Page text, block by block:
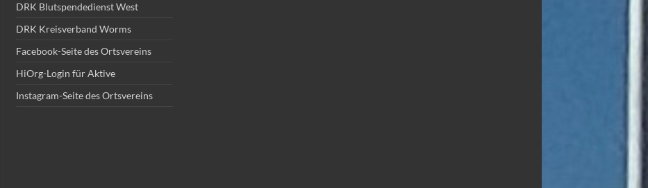
DRK Blutspendedienst West
DRK Kreisverband Worms
Facebook-Seite des Ortsvereins
HiOrg-Login für Aktive
Instagram-Seite des Ortsvereins